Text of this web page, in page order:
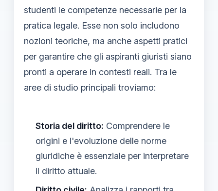
studenti le competenze necessarie per la
pratica legale. Esse non solo includono
nozioni teoriche, ma anche aspetti pratici
per garantire che gli aspiranti giuristi siano
pronti a operare in contesti reali. Tra le
aree di studio principali troviamo:
Storia del diritto: Comprendere le
origini e l'evoluzione delle norme
giuridiche è essenziale per interpretare
il diritto attuale.